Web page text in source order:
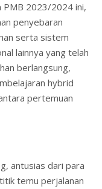
PMB 2023/2024 ini,
penyebaran
serta sistem
lainnya yang telah
berlangsung,
hybrid
pertemuan
antusias dari para
temu perjalanan